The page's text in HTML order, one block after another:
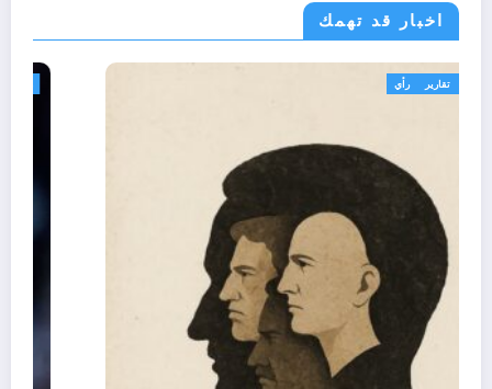
اخبار قد تهمك
تعاليق حرة